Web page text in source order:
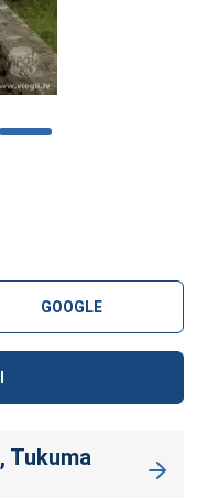
GOOGLE
Tukuma